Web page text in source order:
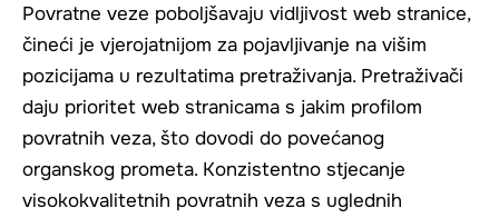
Povratne veze poboljšavaju vidljivost web stranice,
čineći je vjerojatnijom za pojavljivanje na višim
pozicijama u rezultatima pretraživanja. Pretraživači
daju prioritet web stranicama s jakim profilom
povratnih veza, što dovodi do povećanog
organskog prometa. Konzistentno stjecanje
visokokvalitetnih povratnih veza s uglednih